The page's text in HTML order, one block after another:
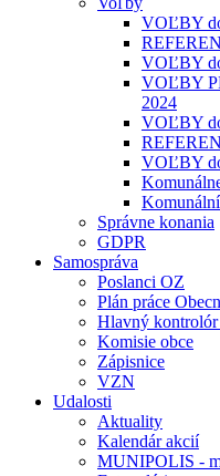
VOĽBY
VOĽBY
VOĽBY
2024
VOĽBY
VOĽBY
Správne konania
GDPR
Samospráva
Poslanci OZ
Plán práce
Hlavný kontrolór
Komisie obce
Zápisnice
VZN
Udalosti
Aktuality
Kalendár akcií
MUNIPOLIS -